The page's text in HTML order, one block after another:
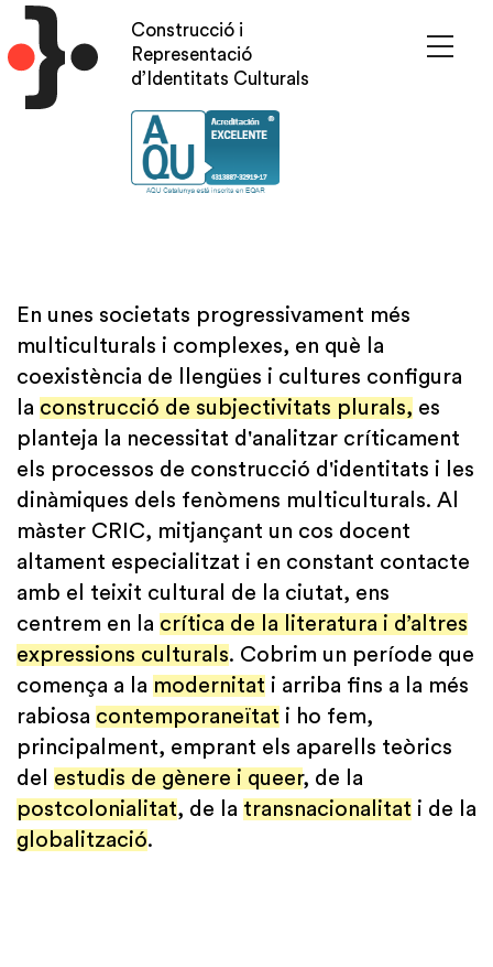
Vés
al
contingut
Construcció i
Representació
d’Identitats Culturals
En unes societats progressivament més
multiculturals i complexes, en què la
coexistència de llengües i cultures configura
la construcció de subjectivitats plurals, es
planteja la necessitat d'analitzar críticament
els processos de construcció d'identitats i les
dinàmiques dels fenòmens multiculturals. Al
màster CRIC, mitjançant un cos docent
altament especialitzat i en constant contacte
amb el teixit cultural de la ciutat, ens
centrem en la crítica de la literatura i d’altres
expressions culturals. Cobrim un període que
comença a la modernitat i arriba fins a la més
rabiosa contemporaneïtat i ho fem,
principalment, emprant els aparells teòrics
del estudis de gènere i queer, de la
postcolonialitat, de la transnacionalitat i de la
globalització.